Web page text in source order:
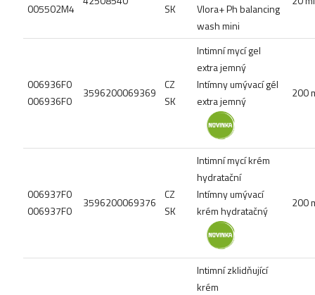
005502M4
SK
Vlora+ Ph balancing
wash mini
006936F0
006936F0
3596200069369
CZ
SK
Intimní mycí gel
extra jemný
Intímny umývací gél
extra jemný
200
006937F0
006937F0
3596200069376
CZ
SK
Intimní mycí krém
hydratační
Intímny umývací
krém hydratačný
200
Intimní zklidňující
krém